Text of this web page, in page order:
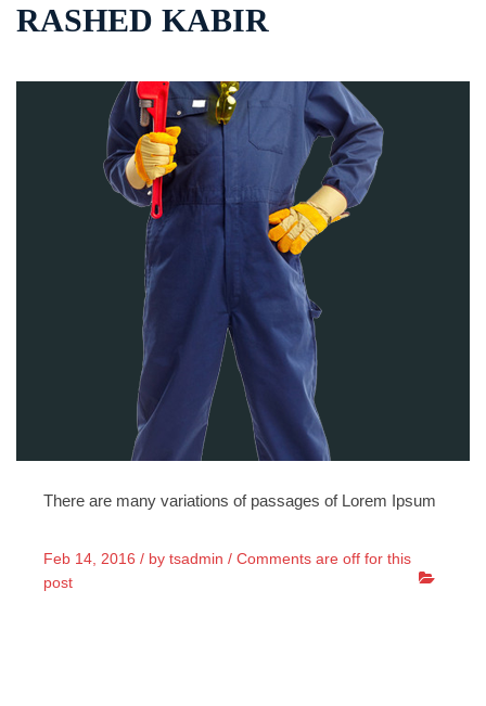
RASHED KABIR
There are many variations of passages of Lorem Ipsum
Feb 14, 2016 / by tsadmin / Comments are off for this
post